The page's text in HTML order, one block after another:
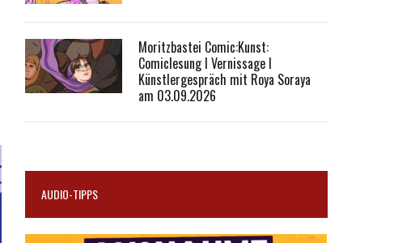
Moritzbastei Comic:Kunst:
Comiclesung I Vernissage I
Künstlergespräch mit Roya Soraya
am 03.09.2026
AUDIO-TIPPS